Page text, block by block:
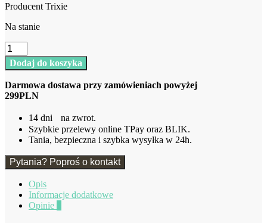
Producent Trixie
Na stanie
ilość
Tor
Wyścigowy
4
Samochody
Dodaj do koszyka
Darmowa dostawa przy zamówieniach powyżej
299PLN
14 dni na zwrot.
Szybkie przelewy online TPay oraz BLIK.
Tania, bezpieczna i szybka wysyłka w 24h.
Pytania? Poproś o kontakt
Opis
Informacje dodatkowe
Opinie